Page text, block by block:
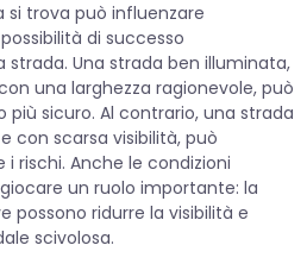
si trova può influenzare
di successo
strada. Una strada ben illuminata,
una larghezza ragionevole, può
più sicuro. Al contrario, una strada
con scarsa visibilità, può
rischi. Anche le condizioni
un ruolo importante: la
possono ridurre la visibilità e
scivolosa.